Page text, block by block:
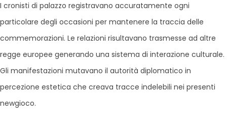
I cronisti di palazzo registravano accuratamente ogni
particolare degli occasioni per mantenere la traccia delle
commemorazioni. Le relazioni risultavano trasmesse ad altre
regge europee generando una sistema di interazione culturale.
Gli manifestazioni mutavano il autorità diplomatico in
percezione estetica che creava tracce indelebili nei presenti
newgioco.